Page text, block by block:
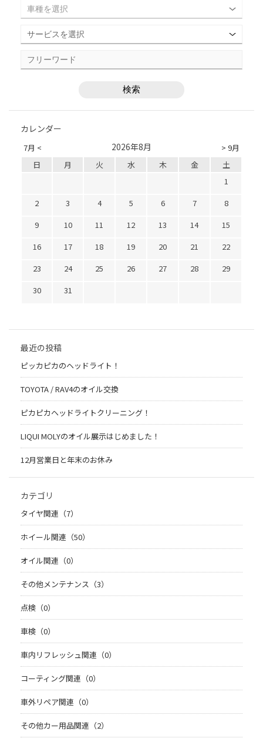
カレンダー
7月 < > 9月
2026年8月
日 月 火 水 木 金
土
1
2
3 4 5 6 7
8
9
10 11 12 13 14
15
16
17 18 19 20 21
22
23
24 25 26 27 28
29
30
31
最近の投稿
ピッカピカのヘッドライト！
TOYOTA / RAV4のオイル交換
ピカピカヘッドライトクリーニング！
LIQUI MOLYのオイル展示はじめました！
12月営業日と年末のお休み
カテゴリ
タイヤ関連（7）
ホイール関連（50）
オイル関連（0）
その他メンテナンス（3）
点検（0）
車検（0）
車内リフレッシュ関連（0）
コーティング関連（0）
車外リペア関連（0）
その他カー用品関連（2）